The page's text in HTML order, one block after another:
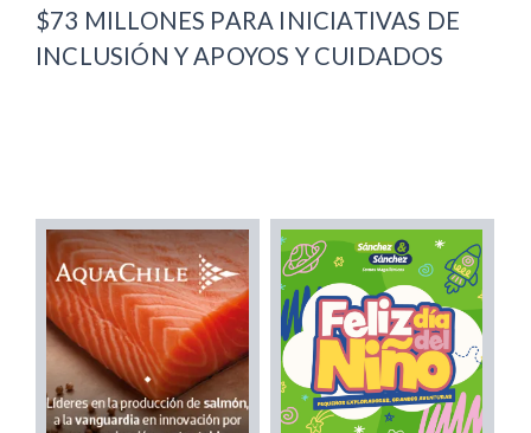
$73 MILLONES PARA INICIATIVAS DE
INCLUSIÓN Y APOYOS Y CUIDADOS